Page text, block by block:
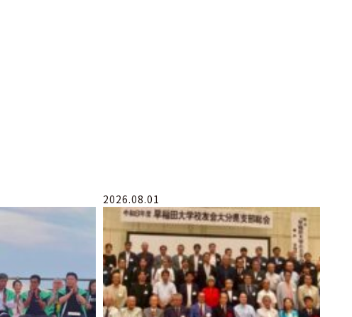
2026.08.01